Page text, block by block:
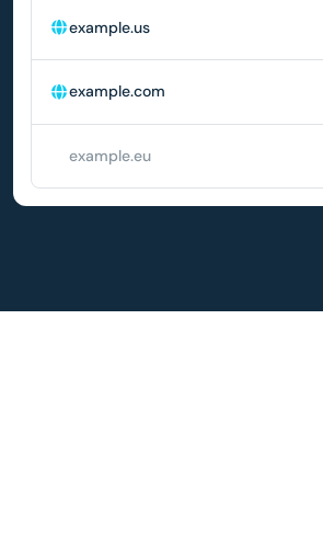
example.us
example.com
example.eu